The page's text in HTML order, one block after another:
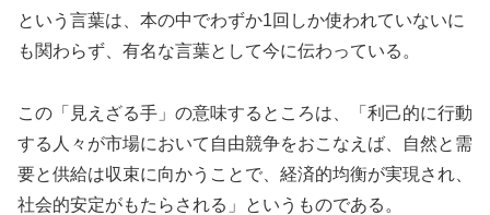
という言葉は、本の中でわずか1回しか使われていないに
も関わらず、有名な言葉として今に伝わっている。
この「見えざる手」の意味するところは、「利己的に行動
する人々が市場において自由競争をおこなえば、自然と需
要と供給は収束に向かうことで、経済的均衡が実現され、
社会的安定がもたらされる」というものである。